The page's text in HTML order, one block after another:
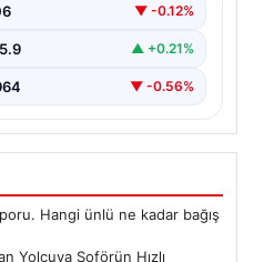
▼ -0.12%
▲ +0.21%
▼ -0.56%
Hangi ünlü ne kadar bağış
Yolcuya Şoförün Hızlı